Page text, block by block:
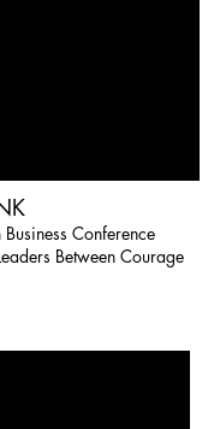
Conference
Between Courage